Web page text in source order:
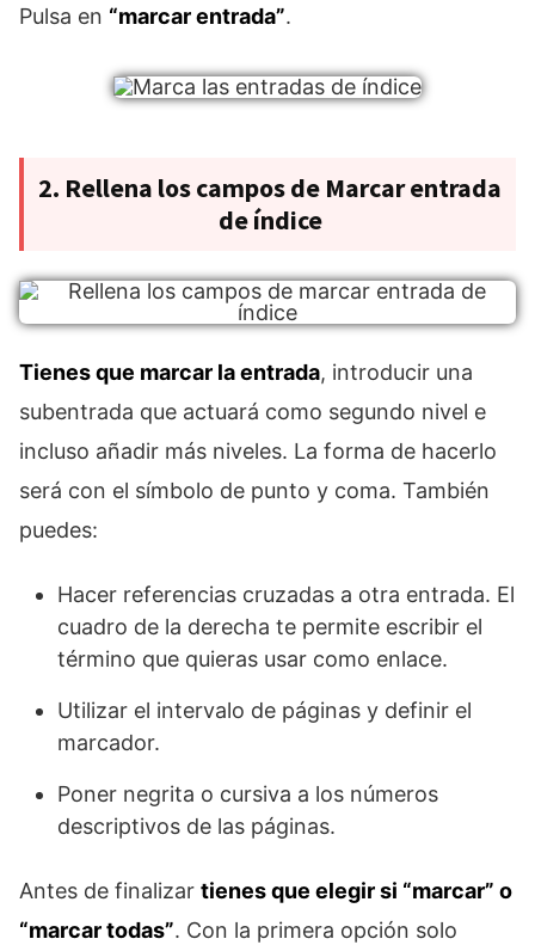
Pulsa en “marcar entrada”.
2. Rellena los campos de Marcar entrada
de índice
Tienes que marcar la entrada, introducir una
subentrada que actuará como segundo nivel e
incluso añadir más niveles. La forma de hacerlo
será con el símbolo de punto y coma. También
puedes:
Hacer referencias cruzadas a otra entrada. El
cuadro de la derecha te permite escribir el
término que quieras usar como enlace.
Utilizar el intervalo de páginas y definir el
marcador.
Poner negrita o cursiva a los números
descriptivos de las páginas.
Antes de finalizar tienes que elegir si “marcar” o
“marcar todas”. Con la primera opción solo